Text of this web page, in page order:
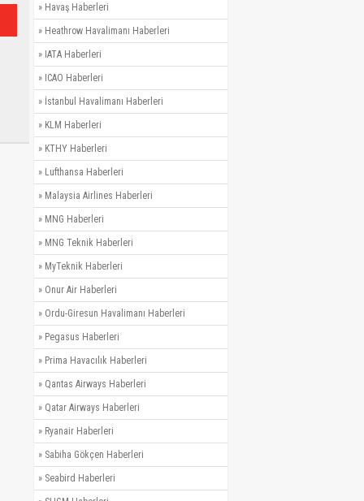
» Havaş Haberleri
» Heathrow Havalimanı Haberleri
» IATA Haberleri
» ICAO Haberleri
» İstanbul Havalimanı Haberleri
» KLM Haberleri
» KTHY Haberleri
» Lufthansa Haberleri
» Malaysia Airlines Haberleri
» MNG Haberleri
» MNG Teknik Haberleri
» MyTeknik Haberleri
» Onur Air Haberleri
» Ordu-Giresun Havalimanı Haberleri
» Pegasus Haberleri
» Prima Havacılık Haberleri
» Qantas Airways Haberleri
» Qatar Airways Haberleri
» Ryanair Haberleri
» Sabiha Gökçen Haberleri
» Seabird Haberleri